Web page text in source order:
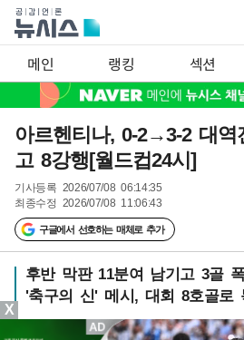
메인 랭킹 섹션
아르헨티나, 0-2→3-2 대
고 8강행[월드컵24시]
기사등록 2026/07/08 06:14:35
최종수정 2026/07/08 11:06:43
구글에서 선호하는 매체로 추가
후반 막판 11분여 남기고 3골
'축구의 신' 메시, 대회 8호골로
X